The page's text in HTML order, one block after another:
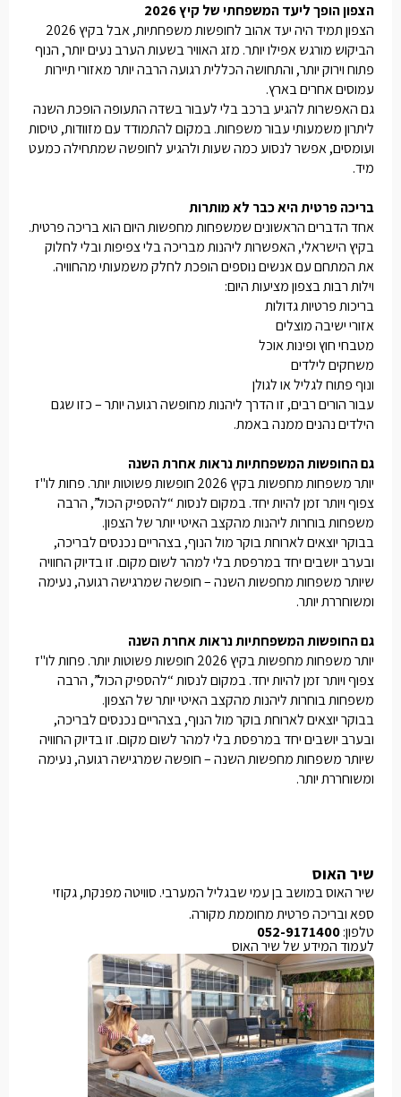
הצפון הופך ליעד המשפחתי של קיץ 2026
הצפון תמיד היה יעד אהוב לחופשות משפחתיות, אבל בקיץ 2026
הביקוש מורגש אפילו יותר. מזג האוויר בשעות הערב נעים יותר, הנוף
פתוח וירוק יותר, והתחושה הכללית רגועה הרבה יותר מאזורי תיירות
עמוסים אחרים בארץ.
גם האפשרות להגיע ברכב בלי לעבור בשדה התעופה הופכת השנה
ליתרון משמעותי עבור משפחות. במקום להתמודד עם מזוודות, טיסות
ועומסים, אפשר לנסוע כמה שעות ולהגיע לחופשה שמתחילה כמעט
מיד.
בריכה פרטית היא כבר לא מותרות
אחד הדברים הראשונים שמשפחות מחפשות היום הוא בריכה פרטית.
בקיץ הישראלי, האפשרות ליהנות מבריכה בלי צפיפות ובלי לחלוק
את המתחם עם אנשים נוספים הופכת לחלק משמעותי מהחוויה.
וילות רבות בצפון מציעות היום:
בריכות פרטיות גדולות
אזורי ישיבה מוצלים
מטבחי חוץ ופינות אוכל
משחקים לילדים
ונוף פתוח לגליל או לגולן
עבור הורים רבים, זו הדרך ליהנות מחופשה רגועה יותר – כזו שגם
הילדים נהנים ממנה באמת.
גם החופשות המשפחתיות נראות אחרת השנה
יותר משפחות מחפשות בקיץ 2026 חופשות פשוטות יותר. פחות לו"ז
צפוף ויותר זמן להיות יחד. במקום לנסות “להספיק הכול”, הרבה
משפחות בוחרות ליהנות מהקצב האיטי יותר של הצפון.
בבוקר יוצאים לארוחת בוקר מול הנוף, בצהריים נכנסים לבריכה,
ובערב יושבים יחד במרפסת בלי למהר לשום מקום. זו בדיוק החוויה
שיותר משפחות מחפשות השנה – חופשה שמרגישה רגועה, נעימה
ומשוחררת יותר.
גם החופשות המשפחתיות נראות אחרת השנה
יותר משפחות מחפשות בקיץ 2026 חופשות פשוטות יותר. פחות לו"ז
צפוף ויותר זמן להיות יחד. במקום לנסות “להספיק הכול”, הרבה
משפחות בוחרות ליהנות מהקצב האיטי יותר של הצפון.
בבוקר יוצאים לארוחת בוקר מול הנוף, בצהריים נכנסים לבריכה,
ובערב יושבים יחד במרפסת בלי למהר לשום מקום. זו בדיוק החוויה
שיותר משפחות מחפשות השנה – חופשה שמרגישה רגועה, נעימה
ומשוחררת יותר.
שיר האוס
שיר האוס במושב בן עמי שבגליל המערבי. סוויטה מפנקת, גקוזי
ספא ובריכה פרטית מחוממת מקורה.
טלפון:052-9171400
לעמוד המידע של שיר האוס